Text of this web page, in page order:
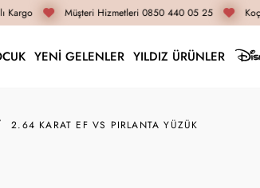
Kargo Müşteri Hizmetleri 0850 440 05 25
YENİ GELENLER YILDIZ ÜRÜNLER
2.64 KARAT EF VS PIRLANTA YÜZÜK